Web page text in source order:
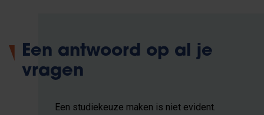
Een antwoord op al je
vragen
Een studiekeuze maken is niet evident.